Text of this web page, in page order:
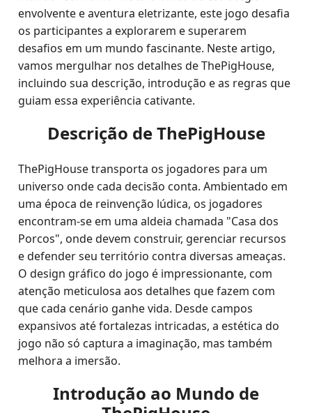
envolvente e aventura eletrizante, este jogo desafia
os participantes a explorarem e superarem
desafios em um mundo fascinante. Neste artigo,
vamos mergulhar nos detalhes de ThePigHouse,
incluindo sua descrição, introdução e as regras que
guiam essa experiência cativante.
Descrição de ThePigHouse
ThePigHouse transporta os jogadores para um
universo onde cada decisão conta. Ambientado em
uma época de reinvenção lúdica, os jogadores
encontram-se em uma aldeia chamada "Casa dos
Porcos", onde devem construir, gerenciar recursos
e defender seu território contra diversas ameaças.
O design gráfico do jogo é impressionante, com
atenção meticulosa aos detalhes que fazem com
que cada cenário ganhe vida. Desde campos
expansivos até fortalezas intricadas, a estética do
jogo não só captura a imaginação, mas também
melhora a imersão.
Introdução ao Mundo de